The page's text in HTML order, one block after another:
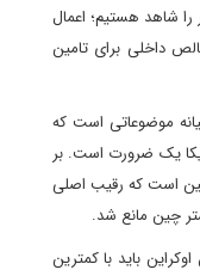
را شاهد هستیم؛ اعمال
فدرال، پیشنهاد افزایش سهم ۵ درصدی از تولید ناخالص داخلی برای تامین
موضوعاتی است که
یک ضرورت است. بر
چین است که رقیب اصلی
چین مانع شد.
باید با کمترین